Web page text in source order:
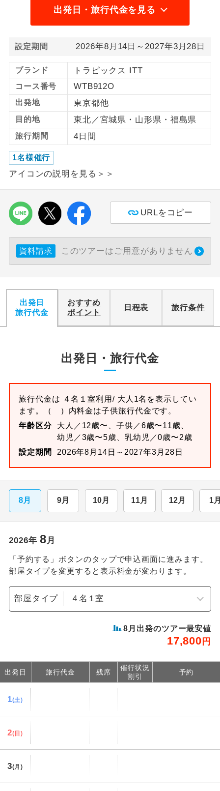
出発日・旅行代金を見る
設定期間 2026年8月14日～2027年3月28日
ブランド トラピックス ITT
コース番号 WTB912O
出発地 東京都他
目的地 東北／宮城県・山形県・福島県
旅行期間 4日間
1名様催行
アイコンの説明を見る＞＞
URLをコピー
資料請求 このツアーはご用意がありません
出発日
旅行代金
おすすめ
ポイント
日程表 旅行条件
出発日・旅行代金
旅行代金は ４名１室利用/ 大人1名を表示してい
ます。
（ ）内料金は子供旅行代金です。
年齢区分
大人／12歳〜、子供／6歳〜11歳、
幼児／3歳〜5歳、乳幼児／0歳〜2歳
設定期間
2026年8月14日～2027年3月28日
8月 9月 10月 11月 12月 1
2026年 8月
「予約する」ボタンのタップで申込画面に進みます。
部屋タイプを変更すると表示料金が変わります。
部屋タイプ
8 月出発のツアー最安値
17,800 円
出発日 旅行代金 残席
催行状況
割引
予約
1(土)
2(日)
3(月)
1名様1室同代
1名様1室利用でも追加料金がかからない
ご夫婦限定
す。
女性限定
女性限定でご参加いただけるコースで
す。
年齢制限あり
ご参加にあたり年齢に制限があるコース
です。
航空会社指定
おひとり様バ
ス2席利用
おひとり様でバス席を2席利⽤できま
す。